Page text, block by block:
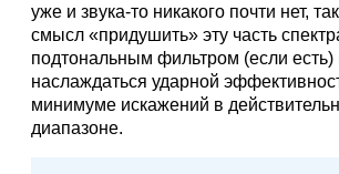
уже и звука-то никакого почти нет,
смысл «придушить» эту часть
подтональным фильтром (если есть)
наслаждаться ударной
минимуме искажений в
диапазоне.